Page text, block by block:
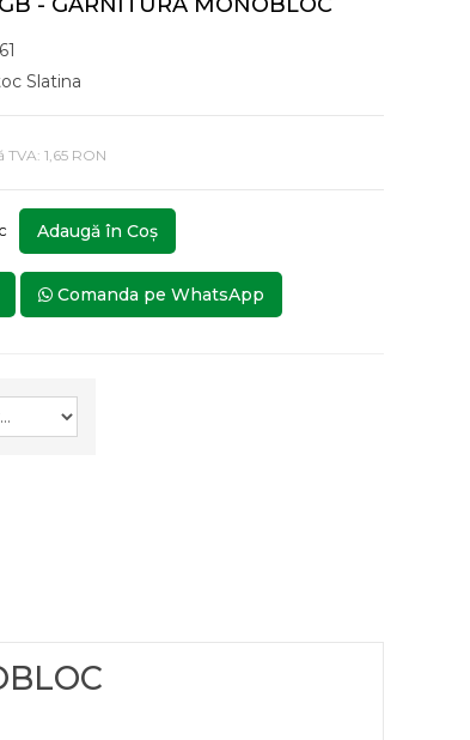
Slatina
TVA: 1,65 RON
Adaugă în Coş
Comanda pe WhatsApp